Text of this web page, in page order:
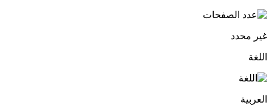
غير محدد
اللغة
العربية